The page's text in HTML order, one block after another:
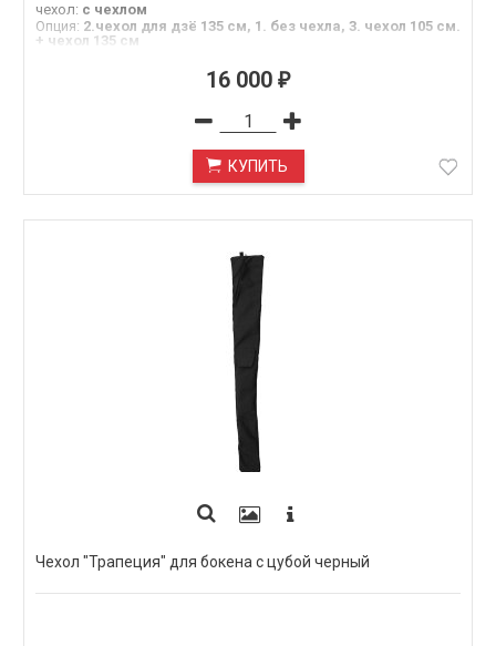
чехол: с чехлом
Опция: 2.чехол для дзё 135 см, 1. без чехла, 3. чехол 105 см.
+ чехол 135 см
16 000 ₽
КУПИТЬ
Чехол "Трапеция" для бокена с цубой черный